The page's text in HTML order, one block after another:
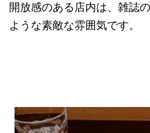
開放感のある店内は、雑誌
ような素敵な雰囲気です。